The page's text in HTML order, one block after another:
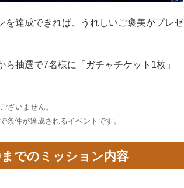
を達成できれば、うれしいご褒美がプレゼ
抽選で7名様に「ガチャチケット1枚」
ざいません。
条件が達成されるイベントです。
でのミッション内容